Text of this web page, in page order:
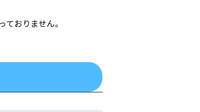
ておりません。